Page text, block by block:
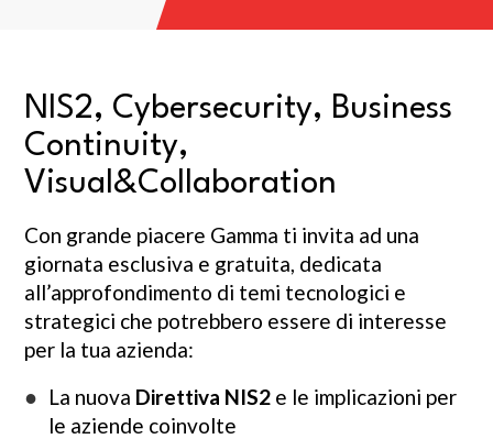
NIS2, Cybersecurity, Business
Continuity,
Visual&Collaboration
Con grande piacere Gamma ti invita ad una
giornata esclusiva e gratuita, dedicata
all’approfondimento di temi tecnologici e
strategici che potrebbero essere di interesse
per la tua azienda:
La nuova Direttiva NIS2 e le implicazioni per
le aziende coinvolte